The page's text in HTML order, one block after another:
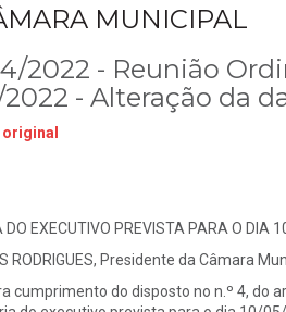
MUNICIPAL
2022 - Reunião
- Alteração da
DO EXECUTIVO PREVISTA PARA O
RODRIGUES, Presidente da Câmara
cumprimento do disposto no n.º 4, do